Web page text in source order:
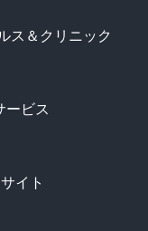
ス＆クリニック
ービス
イト